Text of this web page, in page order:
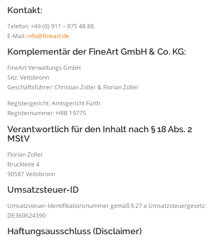
Kontakt:
Telefon: +49 (0) 911 – 975 48 88
E-Mail: info@fineart.de
Komplementär der FineArt GmbH & Co. KG:
FineArt Verwaltungs GmbH
Sitz: Veitsbronn
Geschäftsführer: Christian Zoller & Florian Zoller
Registergericht: Amtsgericht Fürth
Registernummer: HRB 19775
Verantwortlich für den Inhalt nach § 18 Abs. 2
MStV
Florian Zoller
Bruckleite 4
90587 Veitsbronn
Umsatzsteuer-ID
Umsatzsteuer-Identifikationsnummer gemäß § 27 a Umsatzsteuergesetz:
DE360624390
Haftungsausschluss (Disclaimer)